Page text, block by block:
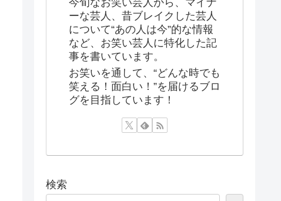
ーな芸人、昔ブレイクした芸人
について“あの人は今”的な情報
など、お笑い芸人に特化した記
事を書いています。
お笑いを通して、“どんな時でも
笑える！面白い！”を届けるブロ
グを目指しています！
検索